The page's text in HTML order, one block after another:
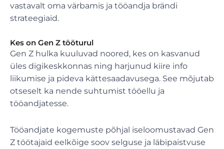
vastavalt oma värbamis ja tööandja brändi
strateegiaid.
Kes on Gen Z tööturul
Gen Z hulka kuuluvad noored, kes on kasvanud
üles digikeskkonnas ning harjunud kiire info
liikumise ja pideva kättesaadavusega. See mõjutab
otseselt ka nende suhtumist tööellu ja
tööandjatesse.
Tööandjate kogemuste põhjal iseloomustavad Gen
Z töötajaid eelkõige soov selguse ja läbipaistvuse